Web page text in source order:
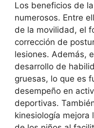
Los beneficios de
numerosos. Entre
de la movilidad, el
corrección de
lesiones. Además,
desarrollo de
gruesas, lo que es
desempeño en
deportivas.
kinesiología mejora